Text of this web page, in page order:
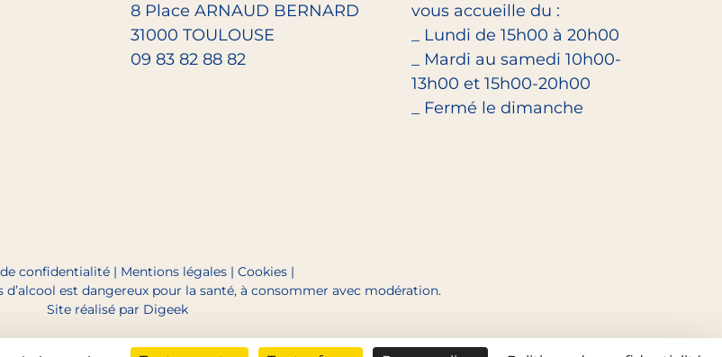
8 Place ARNAUD BERNARD
31000 TOULOUSE
09 83 82 88 82
vous accueille du :
_ Lundi de 15h00 à 20h00
_ Mardi au samedi 10h00-
13h00 et 15h00-20h00
_ Fermé le dimanche
confidentialité | Mentions légales | Cookies |
d’alcool est dangereux pour la santé, à consommer avec modération.
Site réalisé par Digeek